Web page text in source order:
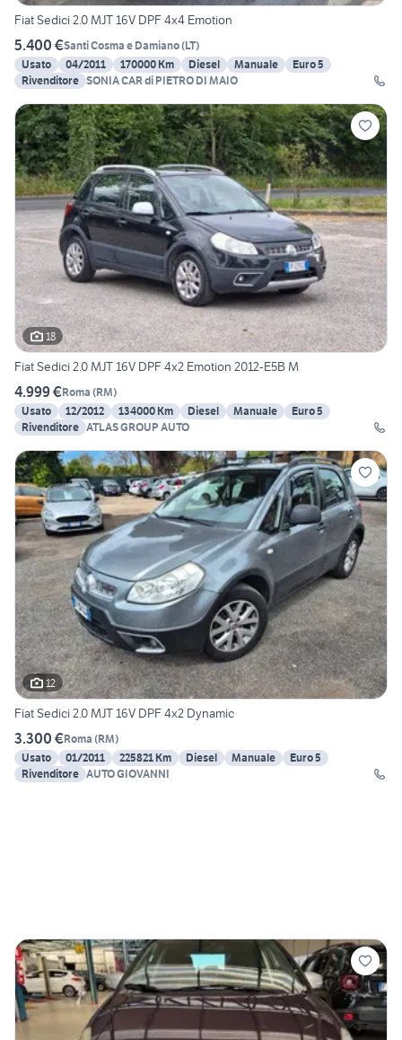
Fiat Sedici 2.0 MJT 16V DPF 4x4 Emotion
5.400 €Santi Cosma e Damiano(LT)
Usato
04/2011 170000 Km Diesel Manuale
Euro 5
Rivenditore SONIA CAR di PIETRO DI MAIO
18
Fiat Sedici 2.0 MJT 16V DPF 4x2 Emotion 2012-E5B M
4.999 €Roma (RM)
Usato
12/2012 134000 Km Diesel Manuale
Euro 5
Rivenditore ATLAS GROUP AUTO
12
Fiat Sedici 2.0 MJT 16V DPF 4x2 Dynamic
3.300 €Roma (RM)
Usato
01/2011 225821 Km Diesel Manuale
Euro 5
Rivenditore AUTO GIOVANNI